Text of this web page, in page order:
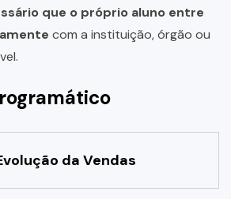
que o próprio aluno entre
com a instituição, órgão ou
da Vendas